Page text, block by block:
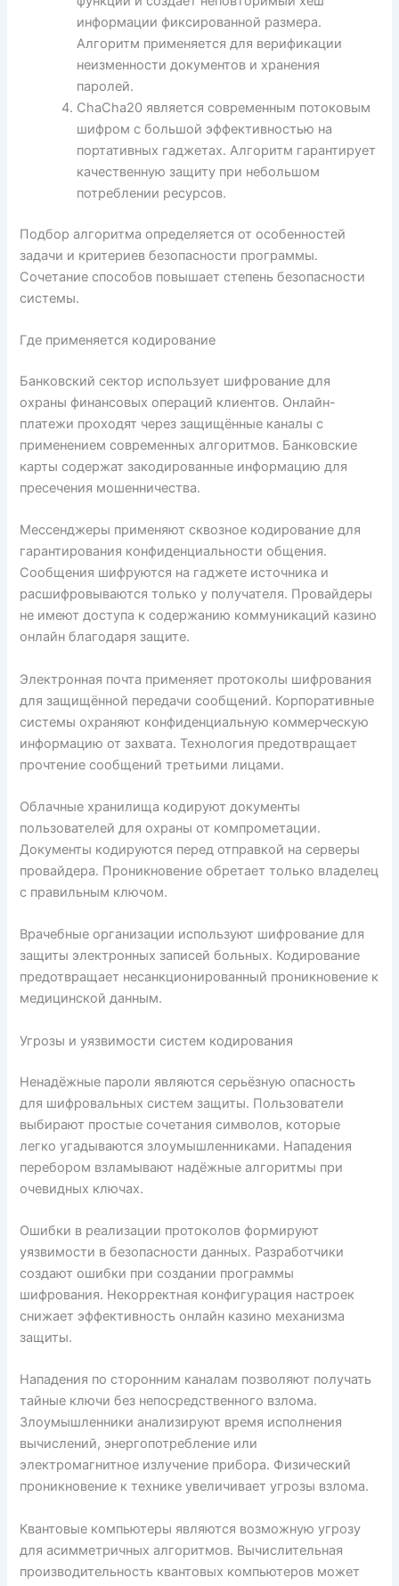
информации фиксированной размера.
Алгоритм применяется для верификации
неизменности документов и хранения
паролей.
ChaCha20 является современным потоковым
шифром с большой эффективностью на
портативных гаджетах. Алгоритм гарантирует
качественную защиту при небольшом
потреблении ресурсов.
Подбор алгоритма определяется от особенностей
задачи и критериев безопасности программы.
Сочетание способов повышает степень безопасности
системы.
Где применяется кодирование
Банковский сектор использует шифрование для
охраны финансовых операций клиентов. Онлайн-
платежи проходят через защищённые каналы с
применением современных алгоритмов. Банковские
карты содержат закодированные информацию для
пресечения мошенничества.
Мессенджеры применяют сквозное кодирование для
гарантирования конфиденциальности общения.
Сообщения шифруются на гаджете источника и
расшифровываются только у получателя. Провайдеры
не имеют доступа к содержанию коммуникаций казино
онлайн благодаря защите.
Электронная почта применяет протоколы шифрования
для защищённой передачи сообщений. Корпоративные
системы охраняют конфиденциальную коммерческую
информацию от захвата. Технология предотвращает
прочтение сообщений третьими лицами.
Облачные хранилища кодируют документы
пользователей для охраны от компрометации.
Документы кодируются перед отправкой на серверы
провайдера. Проникновение обретает только владелец
с правильным ключом.
Врачебные организации используют шифрование для
защиты электронных записей больных. Кодирование
предотвращает несанкционированный проникновение к
медицинской данным.
Угрозы и уязвимости систем кодирования
Ненадёжные пароли являются серьёзную опасность
для шифровальных систем защиты. Пользователи
выбирают простые сочетания символов, которые
легко угадываются злоумышленниками. Нападения
перебором взламывают надёжные алгоритмы при
очевидных ключах.
Ошибки в реализации протоколов формируют
уязвимости в безопасности данных. Разработчики
создают ошибки при создании программы
шифрования. Некорректная конфигурация настроек
снижает эффективность онлайн казино механизма
защиты.
Нападения по сторонним каналам позволяют получать
тайные ключи без непосредственного взлома.
Злоумышленники анализируют время исполнения
вычислений, энергопотребление или
электромагнитное излучение прибора. Физический
проникновение к технике увеличивает угрозы взлома.
Квантовые компьютеры являются возможную угрозу
для асимметричных алгоритмов. Вычислительная
производительность квантовых компьютеров может